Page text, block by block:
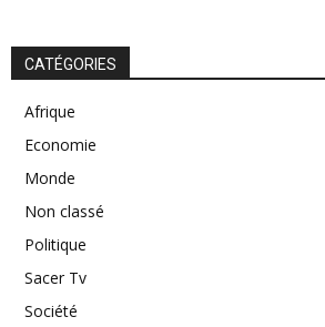
CATÉGORIES
Afrique
Economie
Monde
Non classé
Politique
Sacer Tv
Société